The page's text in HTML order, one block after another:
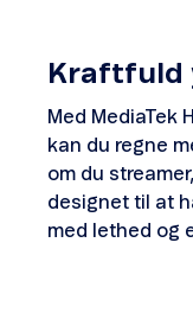
Kraftfuld
Med MediaTek
kan du regne
om du
designet til at
med lethed og